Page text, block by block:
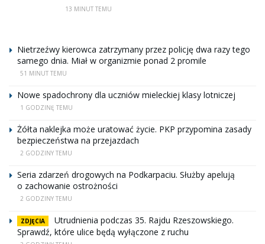
13 MINUT TEMU
Nietrzeźwy kierowca zatrzymany przez policję dwa razy tego
samego dnia. Miał w organizmie ponad 2 promile
51 MINUT TEMU
Nowe spadochrony dla uczniów mieleckiej klasy lotniczej
1 GODZINĘ TEMU
Żółta naklejka może uratować życie. PKP przypomina zasady
bezpieczeństwa na przejazdach
2 GODZINY TEMU
Seria zdarzeń drogowych na Podkarpaciu. Służby apelują
o zachowanie ostrożności
2 GODZINY TEMU
ZDJĘCIA
Utrudnienia podczas 35. Rajdu Rzeszowskiego.
Sprawdź, które ulice będą wyłączone z ruchu